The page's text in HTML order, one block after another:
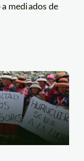
mediados de